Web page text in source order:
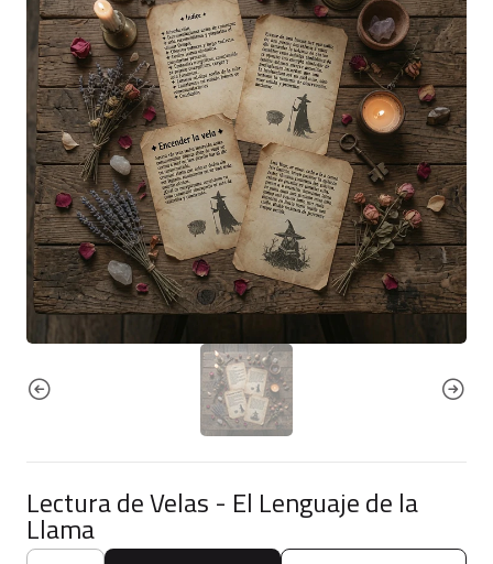
Lectura de Velas - El Lenguaje de la
Llama